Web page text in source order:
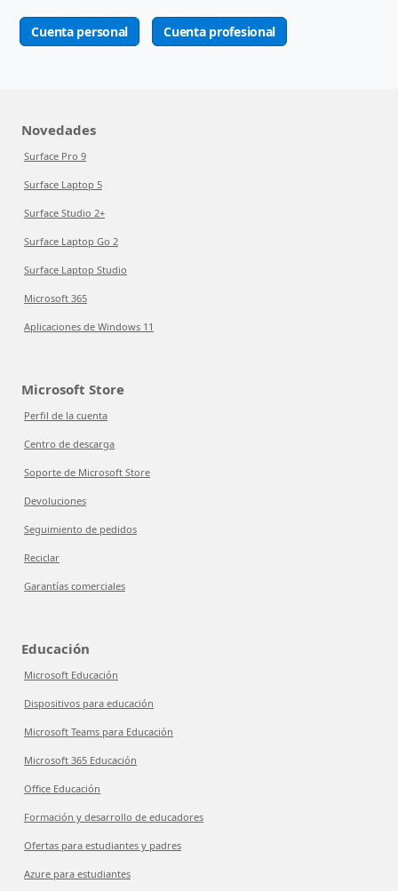
Cuenta personal Cuenta profesional
Novedades
Surface Pro 9
Surface Laptop 5
Surface Studio 2+
Surface Laptop Go 2
Surface Laptop Studio
Microsoft 365
Aplicaciones de Windows 11
Microsoft Store
Perfil de la cuenta
Centro de descarga
Soporte de Microsoft Store
Devoluciones
Seguimiento de pedidos
Reciclar
Garantías comerciales
Educación
Microsoft Educación
Dispositivos para educación
Microsoft Teams para Educación
Microsoft 365 Educación
Office Educación
Formación y desarrollo de educadores
Ofertas para estudiantes y padres
Azure para estudiantes